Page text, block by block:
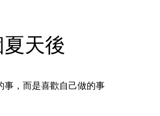
天後
事，而是喜歡自己做的事